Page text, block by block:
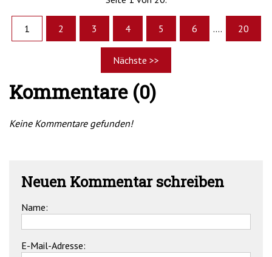
1 2 3 4 5 6 .... 20
Nächste >>
Kommentare (0)
Keine Kommentare gefunden!
Neuen Kommentar schreiben
Name:
E-Mail-Adresse: